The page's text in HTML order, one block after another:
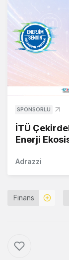
SPONSORLU
İTÜ
Enerji
Adrazzi
Finans